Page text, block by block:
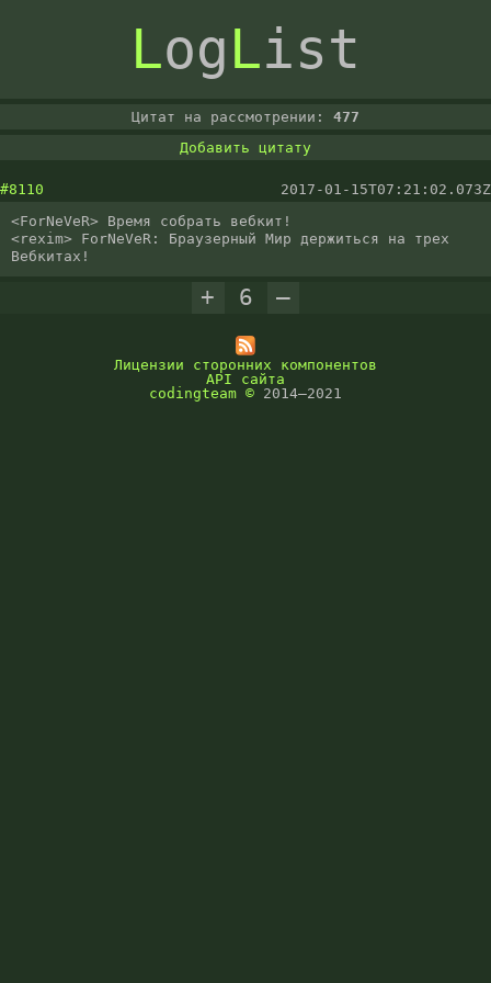
LogList
Цитат на рассмотрении: 477
Добавить цитату
#8110
2017-01-15T07:21:02.073Z
<ForNeVeR> Время собрать вебкит!
<rexim> ForNeVeR: Браузерный Мир держиться на трех
Вебкитах!
+ 6 –
Лицензии сторонних компонентов
API сайта
codingteam © 2014–2021